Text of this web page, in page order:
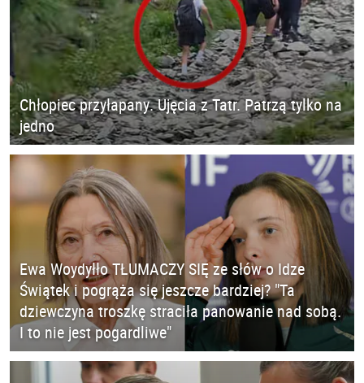
Chłopiec przyłapany. Ujęcia z Tatr. Patrzą tylko na
jedno
Ewa Woydyłło TŁUMACZY SIĘ ze słów o Idze
Świątek i pogrąża się jeszcze bardziej? "Ta
dziewczyna troszkę straciła panowanie nad sobą.
I to nie jest pogardliwe"